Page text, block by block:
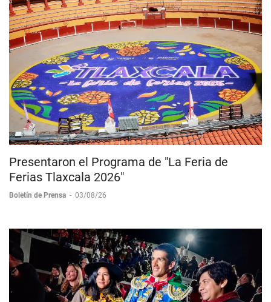
Presentaron el Programa de "La Feria de
Ferias Tlaxcala 2026"
Boletín de Prensa - 03/08/26